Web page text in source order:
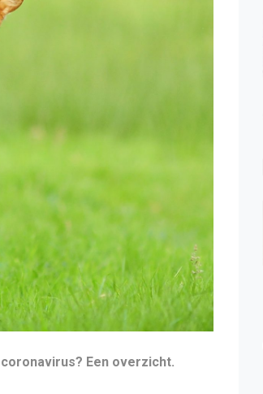
Een overzicht.